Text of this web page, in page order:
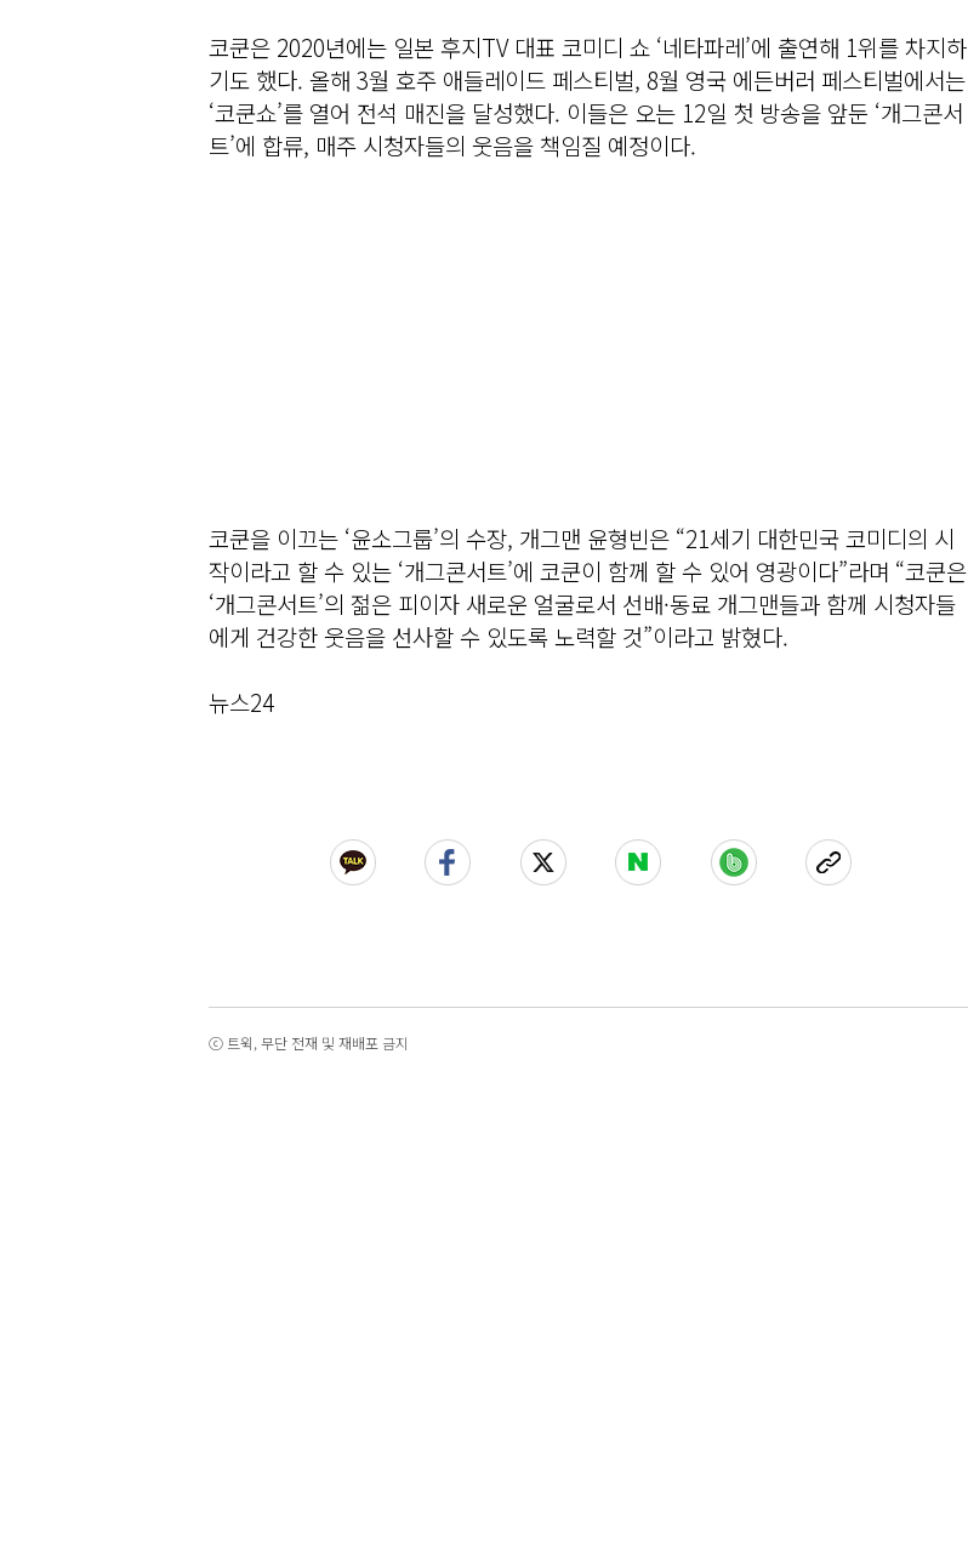
코쿤은 2020년에는 일본 후지TV 대표 코미디 쇼 ‘네타파레’에 출연해 1위를 차지하
기도 했다. 올해 3월 호주 애들레이드 페스티벌, 8월 영국 에든버러 페스티벌에서는
‘코쿤쇼’를 열어 전석 매진을 달성했다. 이들은 오는 12일 첫 방송을 앞둔 ‘개그콘서
트’에 합류, 매주 시청자들의 웃음을 책임질 예정이다.
코쿤을 이끄는 ‘윤소그룹’의 수장, 개그맨 윤형빈은 “21세기 대한민국 코미디의 시
작이라고 할 수 있는 ‘개그콘서트’에 코쿤이 함께 할 수 있어 영광이다”라며 “코쿤은
‘개그콘서트’의 젊은 피이자 새로운 얼굴로서 선배·동료 개그맨들과 함께 시청자들
에게 건강한 웃음을 선사할 수 있도록 노력할 것”이라고 밝혔다.
뉴스24
ⓒ 트윅, 무단 전재 및 재배포 금지